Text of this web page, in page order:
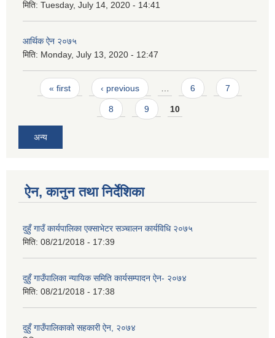
मिति: Tuesday, July 14, 2020 - 14:41
आर्थिक ऐन २०७५
मिति: Monday, July 13, 2020 - 12:47
Pages
« first ‹ previous 6 7
8 9 10
अन्य
ऐन, कानुन तथा निर्देशिका
दुहुँ गाउँ कार्यपालिका एक्साभेटर सञ्चालन कार्यविधि २०७५
मिति: 08/21/2018 - 17:39
दुहुँ गाउँपालिका न्यायिक समिति कार्यसम्पादन ऐन- २०७४
मिति: 08/21/2018 - 17:38
दुहुँ गाउँपालिकाको सहकारी ऐन, २०७४